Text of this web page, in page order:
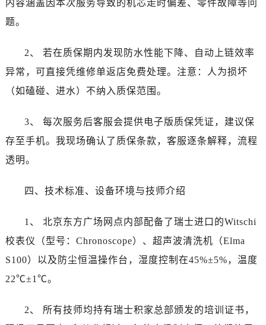
内容涵盖因本次服务导致的机芯走时偏差、零件故障等问
题。
2、 若在质保期内发现防水性能下降、自动上链效率
异常，可直接凭维修单返店免费处理。注意：人为损坏
（如磕碰、进水）不纳入质保范围。
3、 每次服务后客服会提供电子版质保凭证，建议保
存至手机。我现场确认了质保条款，客服逐条解释，流程
透明。
四、技术标准、设备环境与技师介绍
1、 北京东方广场网点内部配备了瑞士进口的Witschi
校表仪（型号：Chronoscope）、超声波清洗机（Elma
S100）以及防尘恒温操作台，湿度控制在45%±5%，温度
22℃±1℃。
2、 所有技师均持有瑞士积家总部颁发的培训证书，